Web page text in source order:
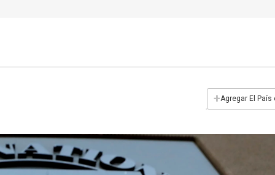
+Agregar El País